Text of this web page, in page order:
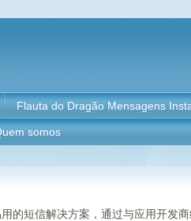
Flauta do Dragão Mensagens
somos
的短信解决方案，通过与应用开发